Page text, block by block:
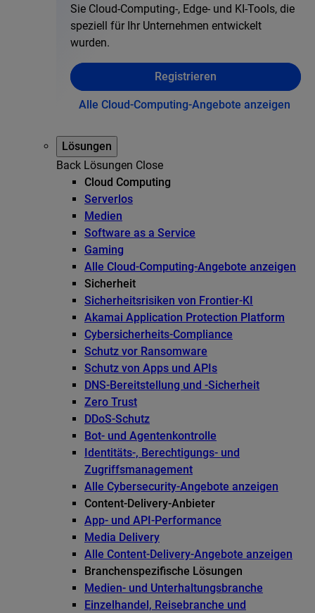
Sie Cloud-Computing-, Edge- und KI-Tools, die
speziell für Ihr Unternehmen entwickelt
wurden.
Registrieren
Alle Cloud-Computing-Angebote anzeigen
Lösungen
Back Lösungen Close
Cloud Computing
Serverlos
Medien
Software as a Service
Gaming
Alle Cloud-Computing-Angebote anzeigen
Sicherheit
Sicherheitsrisiken von Frontier-KI
Akamai Application Protection Platform
Cybersicherheits-Compliance
Schutz vor Ransomware
Schutz von Apps und APIs
DNS-Bereitstellung und -Sicherheit
Zero Trust
DDoS-Schutz
Bot- und Agentenkontrolle
Identitäts-, Berechtigungs- und
Zugriffsmanagement
Alle Cybersecurity-Angebote anzeigen
Content-Delivery-Anbieter
App- und API-Performance
Media Delivery
Alle Content-Delivery-Angebote anzeigen
Branchenspezifische Lösungen
Medien- und Unterhaltungsbranche
Einzelhandel, Reisebranche und